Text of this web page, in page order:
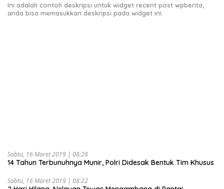
Ini adalah contoh deskripsi untuk widget recent post wpberita,
anda bisa memasukkan deskripsi pada widget ini.
Sabtu, 16 Maret 2019 | 08:28
14 Tahun Terbunuhnya Munir, Polri Didesak Bentuk Tim Khusus
Sabtu, 16 Maret 2019 | 08:22